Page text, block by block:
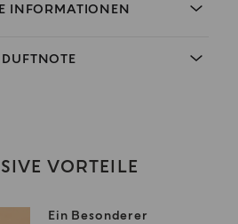
INFORMATIONEN
DUFTNOTE
VORTEILE
Ein Besonderer